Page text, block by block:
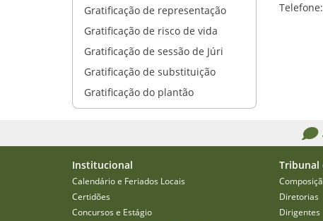
Gratificação de representação
Gratificação de risco de vida
Gratificação de sessão de Júri
Gratificação de substituição
Gratificação do plantão
Institucional
Calendário e Feriados Locais
Certidões
Concursos e Estágio
Tribunal
Diretorias
Dirigentes